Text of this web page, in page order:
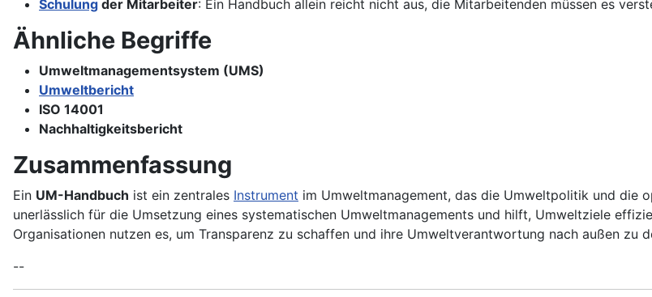
Schulung der Mitarbeiter: Ein Handbuch allein reicht nicht aus, die Mitarbeitenden müssen es
Ähnliche Begriffe
Umweltmanagementsystem (UMS)
Umweltbericht
ISO 14001
Nachhaltigkeitsbericht
Zusammenfassung
Ein UM-Handbuch ist ein zentrales Instrument im Umweltmanagement, das die Umweltpolitik und die
unerlässlich für die Umsetzung eines systematischen Umweltmanagements und hilft, Umweltziele
Organisationen nutzen es, um Transparenz zu schaffen und ihre Umweltverantwortung nach außen zu
--